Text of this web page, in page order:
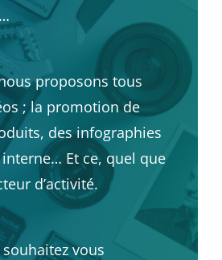
proposons tous
; la promotion de
des infographies
Et ce, quel que
d’activité.
vous